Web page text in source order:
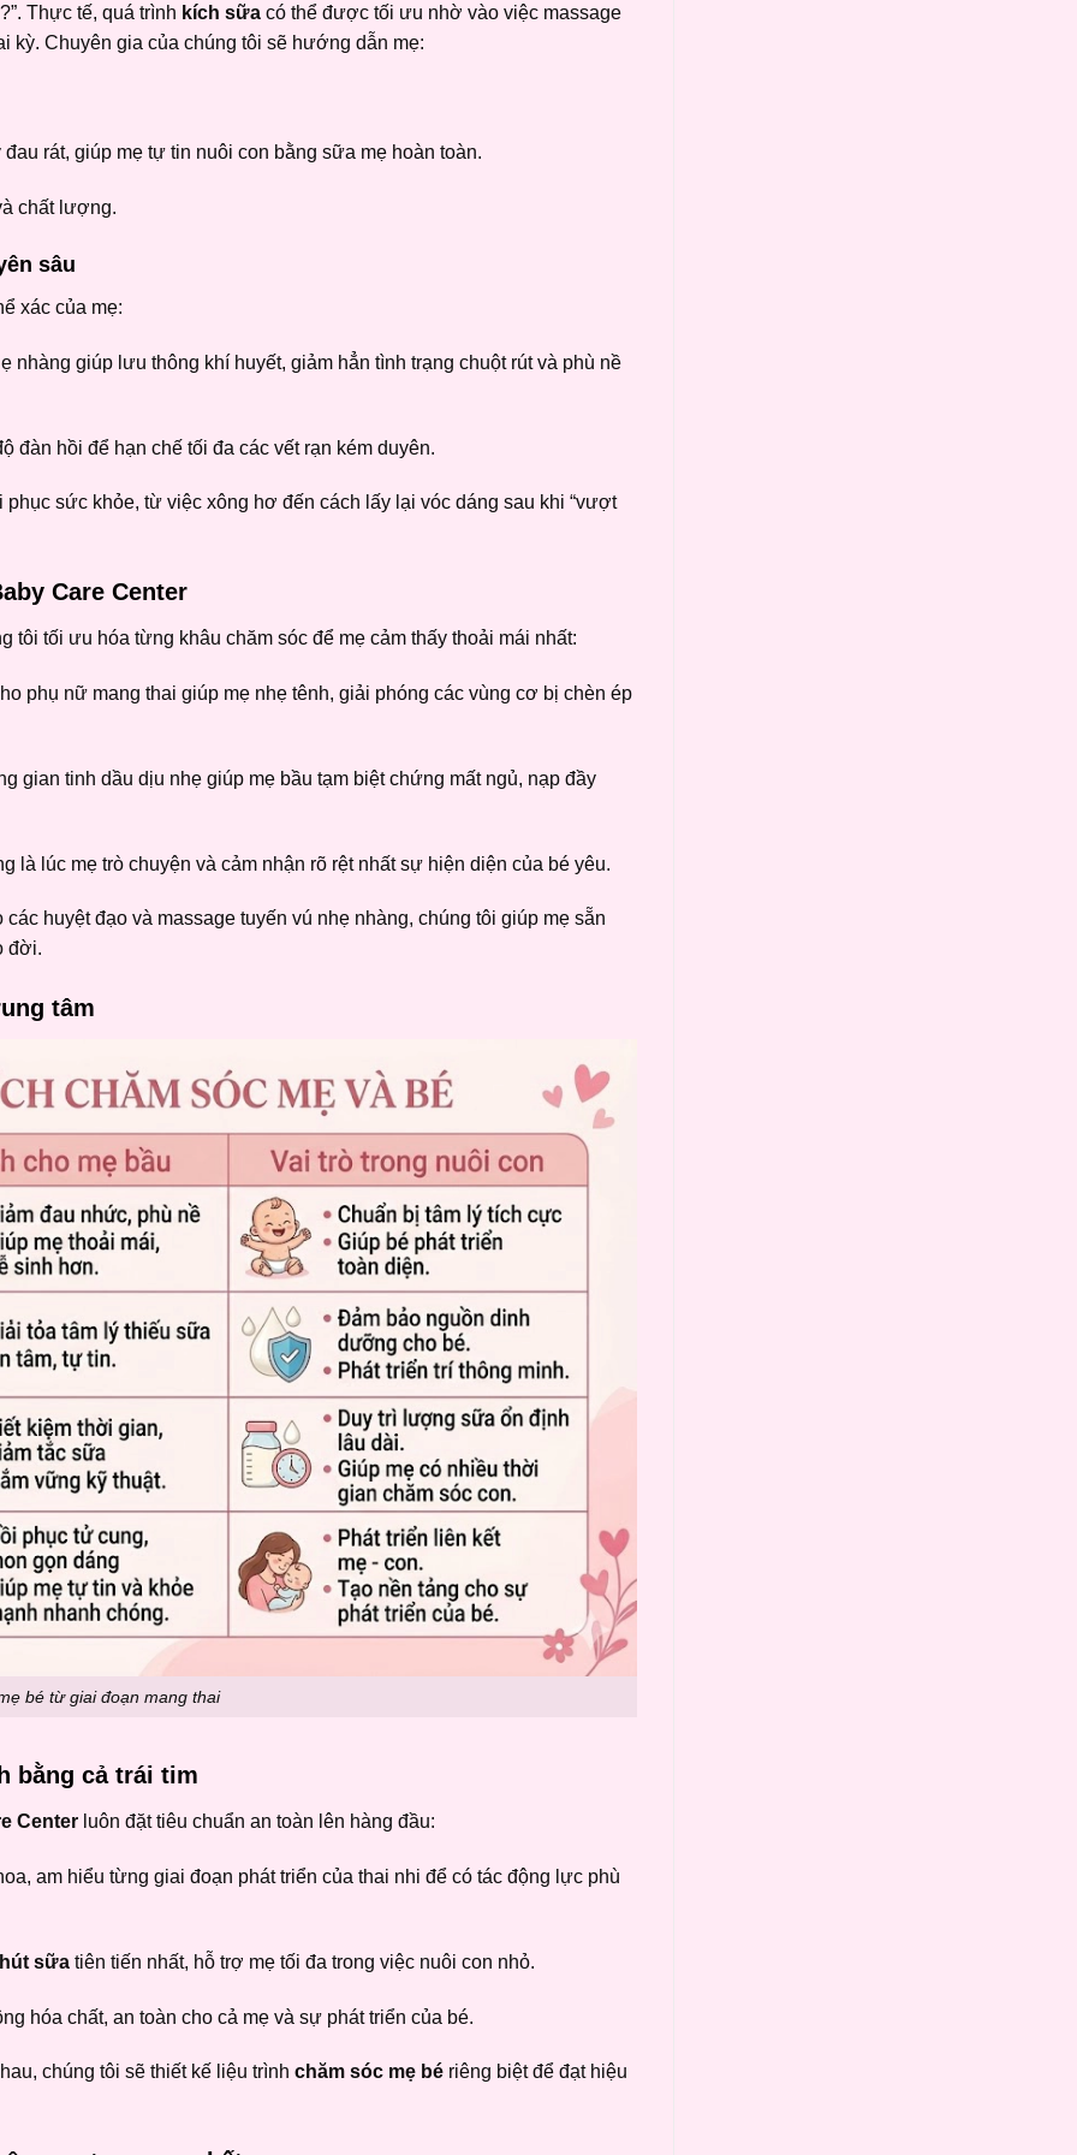
Thực tế, quá trình kích sữa có thể được tối ưu nhờ vào việc massage
kỳ. Chuyên gia của chúng tôi sẽ hướng dẫn mẹ:
rát, giúp mẹ tự tin nuôi con bằng sữa mẹ hoàn toàn.
chất lượng.
sâu
xác của mẹ:
nhàng giúp lưu thông khí huyết, giảm hẳn tình trạng chuột rút và phù nề
đàn hồi để hạn chế tối đa các vết rạn kém duyên.
sức khỏe, từ việc xông hơ đến cách lấy lại vóc dáng sau khi “vượt
Care Center
tối ưu hóa từng khâu chăm sóc để mẹ cảm thấy thoải mái nhất:
phụ nữ mang thai giúp mẹ nhẹ tênh, giải phóng các vùng cơ bị chèn ép
gian tinh dầu dịu nhẹ giúp mẹ bầu tạm biệt chứng mất ngủ, nạp đầy
là lúc mẹ trò chuyện và cảm nhận rõ rệt nhất sự hiện diện của bé yêu.
huyệt đạo và massage tuyến vú nhẹ nhàng, chúng tôi giúp mẹ sẵn
đời.
tâm
bé từ giai đoạn mang thai
bằng cả trái tim
Center luôn đặt tiêu chuẩn an toàn lên hàng đầu:
am hiểu từng giai đoạn phát triển của thai nhi để có tác động lực phù
sữatiên tiến nhất, hỗ trợ mẹ tối đa trong việc nuôi con nhỏ.
hóa chất, an toàn cho cả mẹ và sự phát triển của bé.
chúng tôi sẽ thiết kế liệu trình chăm sóc mẹ bériêng biệt để đạt hiệu